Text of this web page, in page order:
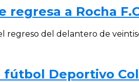
regresa a Rocha
regreso del delantero de
fútbol Deportivo